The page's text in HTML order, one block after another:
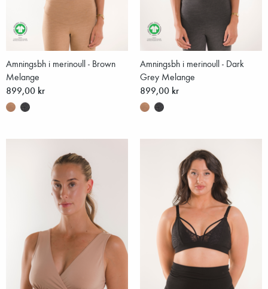
Amningsbh i merinoull - Brown
Melange
899,00 kr
Amningsbh i merinoull - Dark
Grey Melange
899,00 kr